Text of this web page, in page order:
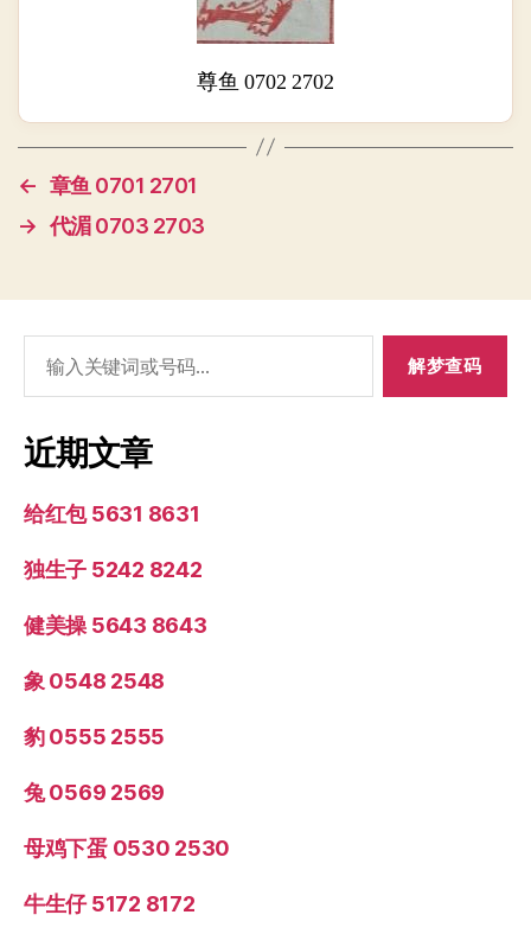
尊鱼 0702 2702
← 章鱼 0701 2701
→ 代湄 0703 2703
索：
近期文章
给红包 5631 8631
独生子 5242 8242
健美操 5643 8643
象 0548 2548
豹 0555 2555
兔 0569 2569
母鸡下蛋 0530 2530
牛生仔 5172 8172